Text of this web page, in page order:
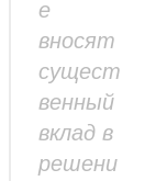
е
вносят
сущест
венный
вклад в
решени